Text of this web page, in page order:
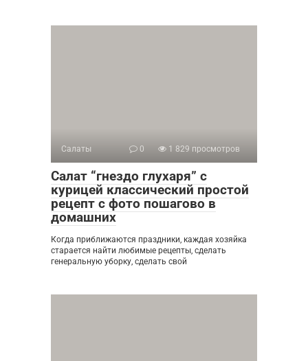
Салаты 0 1 829 просмотров
Салат “гнездо глухаря” с
курицей классический простой
рецепт с фото пошагово в
домашних
Когда приближаются праздники, каждая хозяйка
старается найти любимые рецепты, сделать
генеральную уборку, сделать свой